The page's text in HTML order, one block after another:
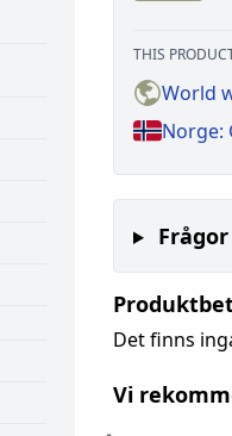
THIS
World
Norge:
Det finns
Vi